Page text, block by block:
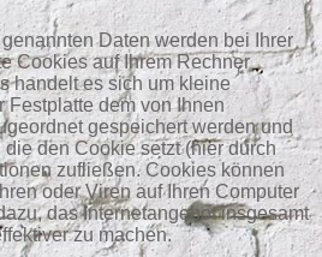
Daten werden bei Ihrer
Cookies auf Ihrem Rechner
handelt es sich um kleine
Festplatte dem von Ihnen
gespeichert werden und
den Cookie setzt (hier durch
zufließen. Cookies können
oder Viren auf Ihren Computer
das Internetangebot insgesamt
zu machen.